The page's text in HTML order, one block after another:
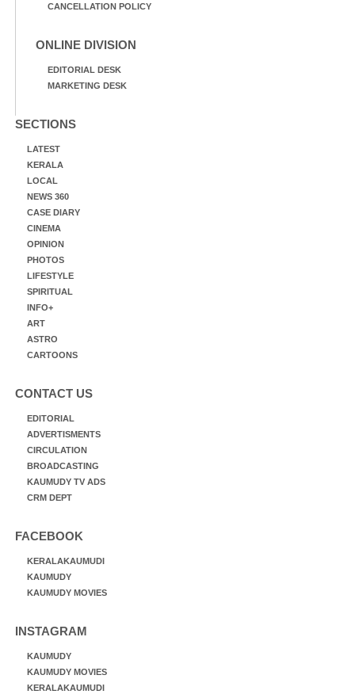
CANCELLATION POLICY
ONLINE DIVISION
EDITORIAL DESK
MARKETING DESK
SECTIONS
LATEST
KERALA
LOCAL
NEWS 360
CASE DIARY
CINEMA
OPINION
PHOTOS
LIFESTYLE
SPIRITUAL
INFO+
ART
ASTRO
CARTOONS
CONTACT US
EDITORIAL
ADVERTISMENTS
CIRCULATION
BROADCASTING
KAUMUDY TV ADS
CRM DEPT
FACEBOOK
KERALAKAUMUDI
KAUMUDY
KAUMUDY MOVIES
INSTAGRAM
KAUMUDY
KAUMUDY MOVIES
KERALAKAUMUDI